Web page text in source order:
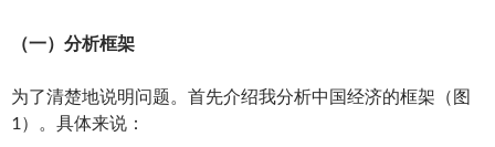
（一）分析框架
为了清楚地说明问题。首先介绍我分析中国经济的框架（图
1）。具体来说：